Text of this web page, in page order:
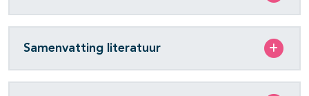
Samenvatting literatuur